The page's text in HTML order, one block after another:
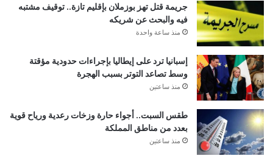
جريمة قتل تهز بوزملان بإقليم تازة.. توقيف مشتبه
فيه والبحث عن شريكه
منذ ساعة واحدة
إسبانيا ترد على إيطاليا بإجراءات حدودية مؤقتة
وسط تصاعد التوتر بسبب الهجرة
منذ ساعتين
طقس السبت.. أجواء حارة وزخات رعدية ورياح قوية
بعدد من مناطق المملكة
منذ ساعتين